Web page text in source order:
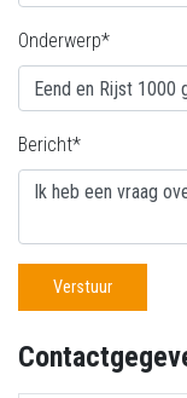
Onderwerp*
Bericht*
Verstuur